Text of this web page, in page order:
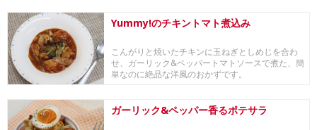
Yummy!のチキントマト煮込み
こんがりと焼いたチキンに玉ねぎとしめじを合わ
せ、ガーリック&ペッパートマトソースで煮た、簡
単なのに絶品な洋風のおかずです。
ガーリック&ペッパー香るポテサラ